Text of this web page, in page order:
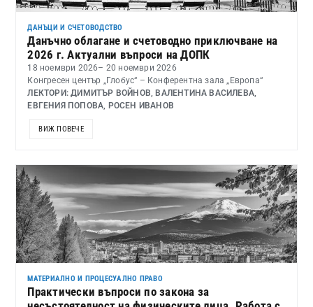
ДАНЪЦИ И СЧЕТОВОДСТВО
Данъчно облагане и счетоводно приключване на
2026 г. Актуални въпроси на ДОПК
18 ноември 2026– 20 ноември 2026
Конгресен център „Глобус“ – Конферентна зала „Европа“
ЛЕКТОРИ: ДИМИТЪР ВОЙНОВ, ВАЛЕНТИНА ВАСИЛЕВА,
ЕВГЕНИЯ ПОПОВА, РОСЕН ИВАНОВ
ВИЖ ПОВЕЧЕ
МАТЕРИАЛНО И ПРОЦЕСУАЛНО ПРАВО
Практически въпроси по закона за